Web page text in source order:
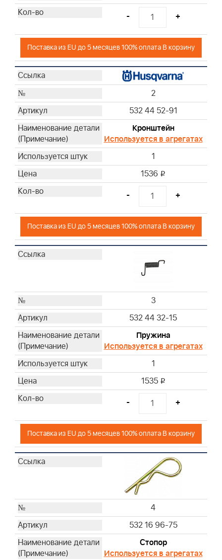
-
+
Поставка из EU до 5 месяцев 100% оплата В корзину
2
532 44 52-91
Кронштейн
Используется в агрегатах
1
1536 i
- +
Поставка из EU до 5 месяцев 100% оплата В корзину
3
532 44 32-15
Пружина
Используется в агрегатах
1
1535 i
- +
Поставка из EU до 5 месяцев 100% оплата В корзину
4
532 16 96-75
Стопор
Используется в агрегатах